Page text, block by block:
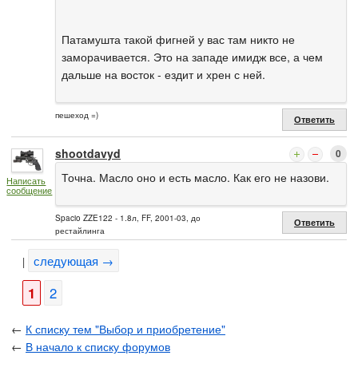
Патамушта такой фигней у вас там никто не
заморачивается. Это на западе имидж все, а чем
дальше на восток - ездит и хрен с ней.
пешеход =) Ответить
Написать
сообщение
shootdavyd 0
Точна. Масло оно и есть масло. Как его не назови.
Spacio ZZE122 - 1.8л, FF, 2001-03, до
рестайлинга
Ответить
| следующая →
1 2
← К списку тем "Выбор и приобретение"
← В начало к списку форумов